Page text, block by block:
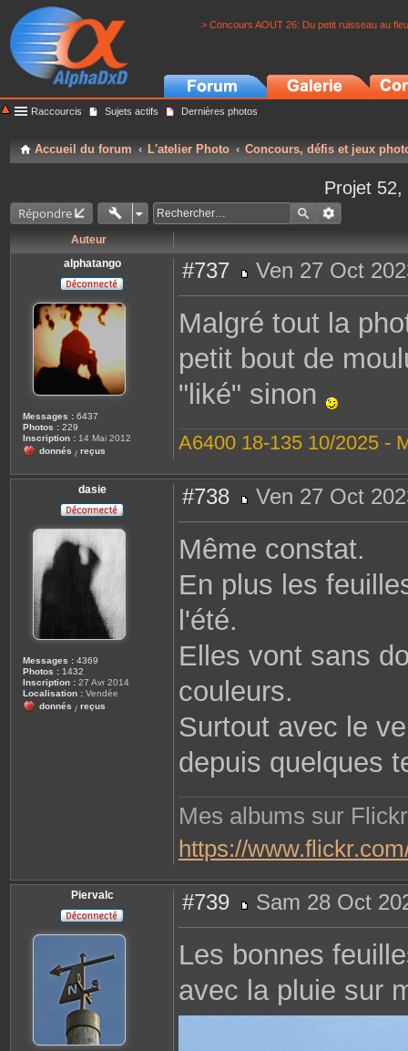
> Concours AOUT 26: Du petit ruisseau au
Raccourcis Sujets actifs Dernières photos
Accueil du forum L'atelier Photo Concours, défis et jeux
Projet
Répondre
Auteur
alphatango
Messages : 6437
Photos : 229
Inscription : 14 Mai 2012
donnés / reçus
#737
e
s
a
Ven 27 Oct
Malgré tout la
petit bout de
"liké" sinon
A6400 18-135 10/2025 -
dasie
Messages : 4369
Photos : 1432
Inscription : 27 Avr 2014
Localisation : Vendée
donnés / reçus
#738
e
s
a
Ven 27 Oct
Même constat.
En plus les
l'été.
Elles vont sans
couleurs.
Surtout avec le
depuis quelques
Mes albums sur
https://
Piervalc #739
e
s
a
e
Sam 28 Oct
Les bonnes
avec la pluie sur